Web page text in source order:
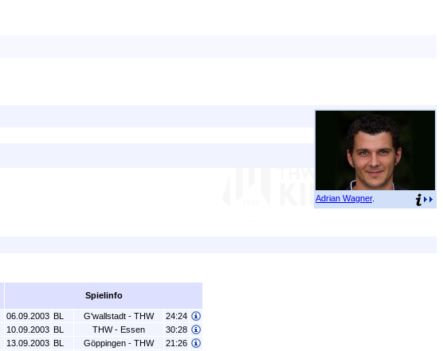
Adrian Wagner.
Spielinfo
06.09.2003 BL G'wallstadt - THW
24:24
10.09.2003 BL THW - Essen
30:28
13.09.2003 BL Göppingen - THW
21:26